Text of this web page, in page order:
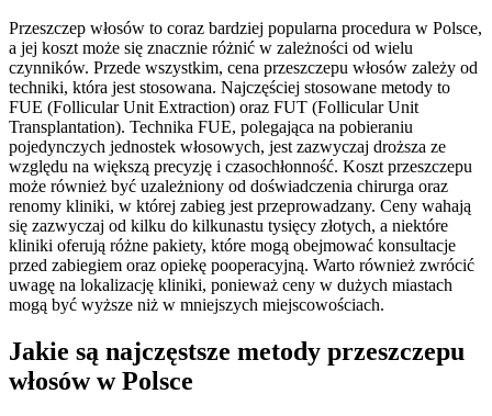
Przeszczep włosów to coraz bardziej popularna procedura w Polsce,
a jej koszt może się znacznie różnić w zależności od wielu
czynników. Przede wszystkim, cena przeszczepu włosów zależy od
techniki, która jest stosowana. Najczęściej stosowane metody to
FUE (Follicular Unit Extraction) oraz FUT (Follicular Unit
Transplantation). Technika FUE, polegająca na pobieraniu
pojedynczych jednostek włosowych, jest zazwyczaj droższa ze
względu na większą precyzję i czasochłonność. Koszt przeszczepu
może również być uzależniony od doświadczenia chirurga oraz
renomy kliniki, w której zabieg jest przeprowadzany. Ceny wahają
się zazwyczaj od kilku do kilkunastu tysięcy złotych, a niektóre
kliniki oferują różne pakiety, które mogą obejmować konsultacje
przed zabiegiem oraz opiekę pooperacyjną. Warto również zwrócić
uwagę na lokalizację kliniki, ponieważ ceny w dużych miastach
mogą być wyższe niż w mniejszych miejscowościach.
Jakie są najczęstsze metody przeszczepu
włosów w Polsce